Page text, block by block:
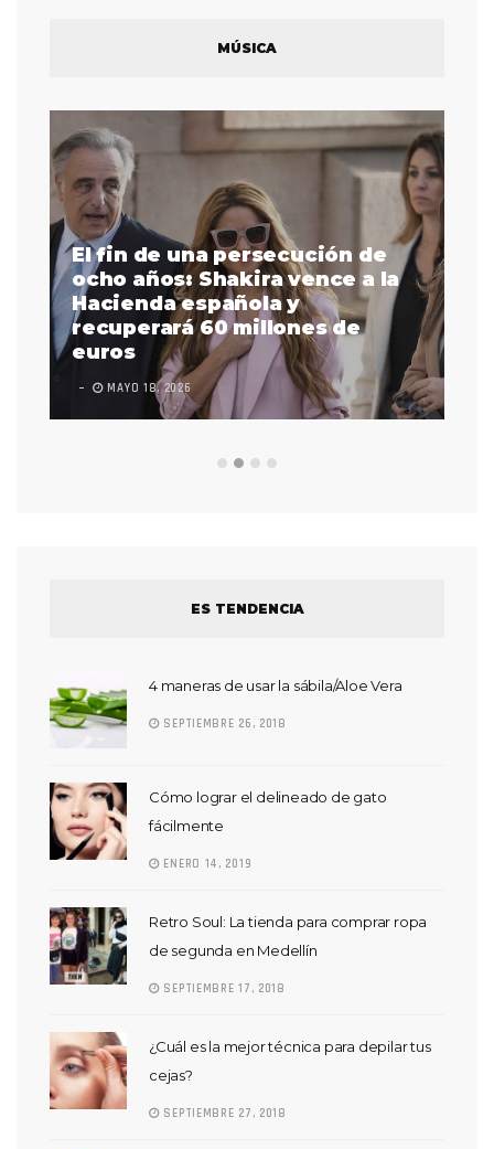
MÚSICA
El fin de una persecución de
ocho años: Shakira vence a la
Hacienda española y
recuperará 60 millones de
euros
MAYO 18, 2026
ES TENDENCIA
4 maneras de usar la sábila/Aloe Vera
SEPTIEMBRE 26, 2018
Cómo lograr el delineado de gato
fácilmente
ENERO 14, 2019
Retro Soul: La tienda para comprar ropa
de segunda en Medellín
SEPTIEMBRE 17, 2018
¿Cuál es la mejor técnica para depilar tus
cejas?
SEPTIEMBRE 27, 2018